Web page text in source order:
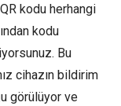
kodu herhangi
kodu
Bu
cihazın bildirim
görülüyor ve